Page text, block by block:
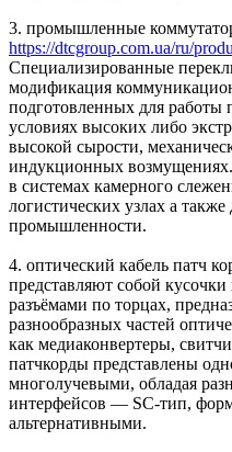
3. промышленные
https://dtcgroup.com.ua/ru/
Специализированные
модификация
подготовленных для работы
условиях высоких либо
высокой сырости,
индукционных
в системах камерного
логистических узлах а также
промышленности.
4. оптический кабель патч
представляют собой
разъёмами по торцах,
разнообразных частей
как медиаконвертеры,
патчкорды представлены
многолучевыми, обладая
интерфейсов — SC-тип,
альтернативными.